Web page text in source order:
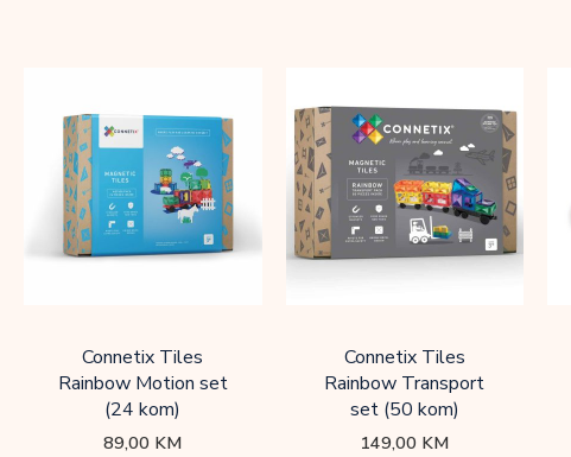
Connetix Tiles
Rainbow Motion set
(24 kom)
89,00 KM
Connetix Tiles
Rainbow Transport
set (50 kom)
149,00 KM